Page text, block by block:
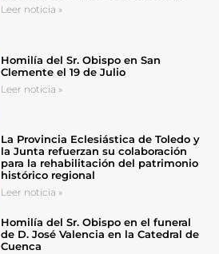
Leer noticia »
Homilía del Sr. Obispo en San
Clemente el 19 de Julio
Leer noticia »
La Provincia Eclesiástica de Toledo y
la Junta refuerzan su colaboración
para la rehabilitación del patrimonio
histórico regional
Leer noticia »
Homilía del Sr. Obispo en el funeral
de D. José Valencia en la Catedral de
Cuenca